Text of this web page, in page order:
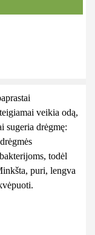
veikia odą,
sugeria drėgmę:
todėl
puri, lengva